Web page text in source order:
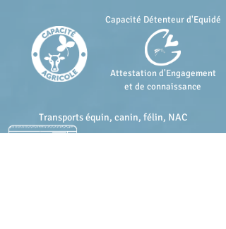
Capacité Détenteur d'Equidé
Attestation d'Engagement
et de connaissance
Transports équin, canin, félin, NAC